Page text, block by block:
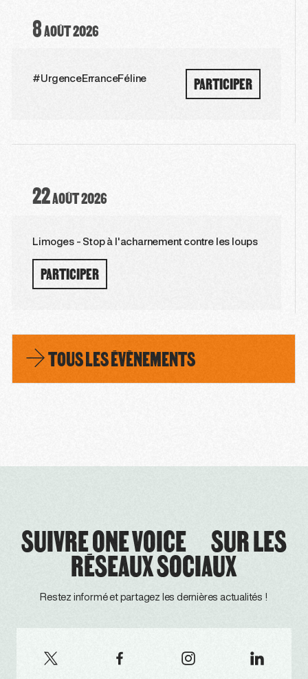
8AOÛT2026
#UrgenceErranceFéline PARTICIPER
22AOÛT2026
Limoges - Stop à l'acharnement contre les loups
PARTICIPER
TOUS LES ÉVÈNEMENTS
SUIVRE ONE VOICE SUR LES
RÉSEAUX SOCIAUX
Restez informé et partagez les dernières actualités !